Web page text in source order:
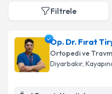
Filtrele
Op. Dr. Fırat
Ortopedi ve
Diyarbakır,